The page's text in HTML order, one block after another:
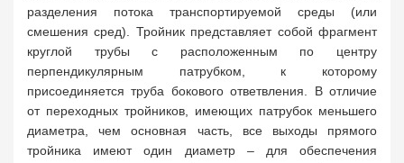
разделения потока транспортируемой среды (или
смешения сред). Тройник представляет собой фрагмент
круглой трубы с расположенным по центру
перпендикулярным патрубком, к которому
присоединяется труба бокового ответвления. В отличие
от переходных тройников, имеющих патрубок меньшего
диаметра, чем основная часть, все выходы прямого
тройника имеют один диаметр – для обеспечения